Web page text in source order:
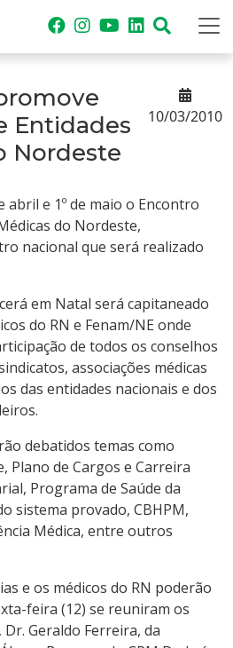
Entidades
Nordeste
10/03/2010
abril e 1º de maio o Encontro
do Nordeste,
nacional que será realizado
em Natal será capitaneado
do RN e Fenam/NE onde
de todos os conselhos
associações médicas
das entidades nacionais e dos
debatidos temas como
Plano de Cargos e Carreira
Programa de Saúde da
sistema provado, CBHPM,
Médica, entre outros
e os médicos do RN poderão
feira (12) se reuniram os
Geraldo Ferreira, da